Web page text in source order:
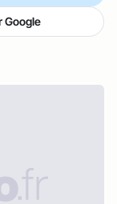
Google